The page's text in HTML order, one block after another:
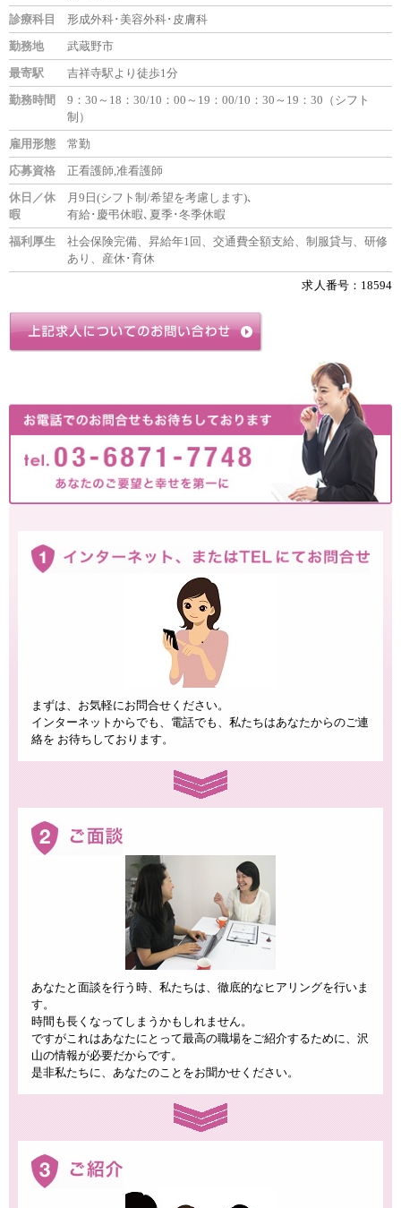
診療科目
形成外科･美容外科･皮膚科
勤務地
武蔵野市
最寄駅
吉祥寺駅より徒歩1分
勤務時間
9：30～18：30/10：00～19：00/10：30～19：30（シフト
制）
雇用形態
常勤
応募資格
正看護師,准看護師
休日／休
暇
月9日(シフト制/希望を考慮します)､
有給･慶弔休暇､夏季･冬季休暇
福利厚生
社会保険完備、昇給年1回、交通費全額支給、制服貸与、研修
あり、産休･育休
求人番号：18594
まずは、お気軽にお問合せください。
インターネットからでも、電話でも、私たちはあなたからのご連
絡を お待ちしております。
あなたと面談を行う時、私たちは、徹底的なヒアリングを行いま
す。
時間も長くなってしまうかもしれません。
ですがこれはあなたにとって最高の職場をご紹介するために、沢
山の情報が必要だからです。
是非私たちに、あなたのことをお聞かせください。